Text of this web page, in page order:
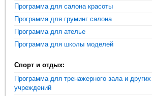
Программа для салона красоты
Программа для груминг салона
Программа для ателье
Программа для школы моделей
Спорт и отдых:
Программа для тренажерного зала и
учреждений